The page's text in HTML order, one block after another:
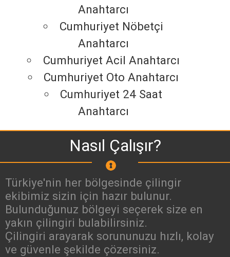
Anahtarcı
Cumhuriyet Nöbetçi
Anahtarcı
Cumhuriyet Acil Anahtarcı
Cumhuriyet Oto Anahtarcı
Cumhuriyet 24 Saat
Anahtarcı
Nasıl Çalışır?
Türkiye'nin her bölgesinde çilingir
ekibimiz sizin için hazır bulunur.
Bulunduğunuz bölgeyi seçerek size en
yakın çilingiri bulabilirsiniz.
Çilingiri arayarak sorununuzu hızlı, kolay
ve güvenle şekilde çözersiniz.